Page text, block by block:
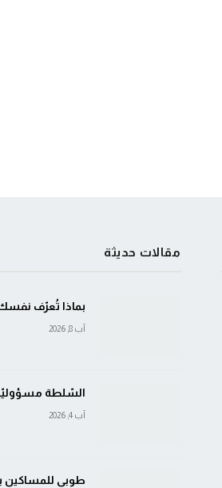
مقالات حديثة
بماذا تُعرّف
آب 8, 2026
السّلطة
آب 4, 2026
طوبى للمساكين